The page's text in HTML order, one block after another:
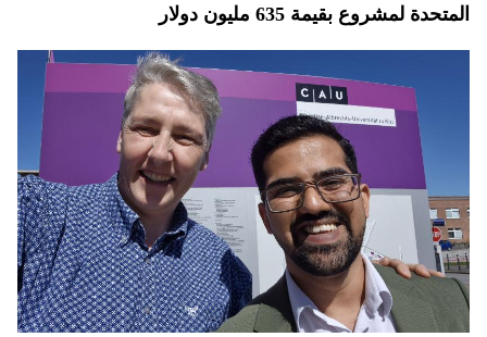
المتحدة لمشروع بقيمة 635 مليون دولار